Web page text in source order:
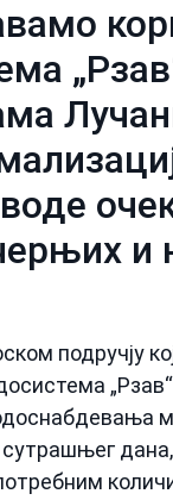
и
подручју
„Рзав“